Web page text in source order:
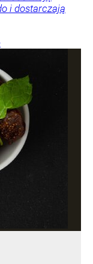
i dostarczają